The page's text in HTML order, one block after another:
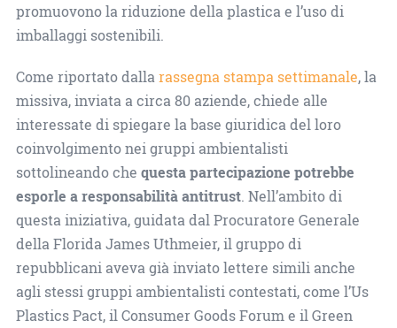
promuovono la riduzione della plastica e l’uso di
imballaggi sostenibili.
Come riportato dallarassegna stampa settimanale, la
missiva, inviata a circa 80 aziende, chiede alle
interessate di spiegare la base giuridica del loro
coinvolgimento nei gruppi ambientalisti
sottolineando che questa partecipazione potrebbe
esporle a responsabilità antitrust. Nell’ambito di
questa iniziativa, guidata dal Procuratore Generale
della Florida James Uthmeier, il gruppo di
repubblicani aveva già inviato lettere simili anche
agli stessi gruppi ambientalisti contestati, come l’Us
Plastics Pact, il Consumer Goods Forum e il Green